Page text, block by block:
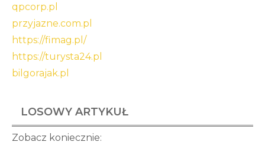
qpcorp.pl
przyjazne.com.pl
https://fimag.pl/
https://turysta24.pl
bilgorajak.pl
LOSOWY ARTYKUŁ
Zobacz koniecznie: